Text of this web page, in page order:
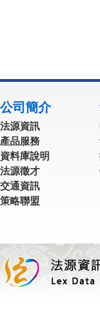
公司簡介
法源資訊
產品服務
資料庫說明
法源徵才
交通資訊
策略聯盟